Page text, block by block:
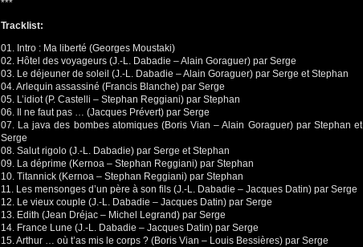
***
Tracklist:
01. Intro : Ma liberté (Georges Moustaki)
02. Hôtel des voyageurs (J.-L. Dabadie – Alain Goraguer) par Serge
03. Le déjeuner de soleil (J.-L. Dabadie – Alain Goraguer) par Serge et Stephan
04. Arlequin assassiné (Francis Blanche) par Serge
05. L’idiot (P. Castelli – Stephan Reggiani) par Stephan
06. Il ne faut pas … (Jacques Prévert) par Serge
07. La java des bombes atomiques (Boris Vian – Alain Goraguer) par Stephan et
Serge
08. Salut rigolo (J.-L. Dabadie) par Serge et Stephan
09. La déprime (Kernoa – Stephan Reggiani) par Stephan
10. Titannick (Kernoa – Stephan Reggiani) par Stephan
11. Les mensonges d’un père à son fils (J.-L. Dabadie – Jacques Datin) par Serge
12. Le vieux couple (J.-L. Dabadie – Jacques Datin) par Serge
13. Edith (Jean Dréjac – Michel Legrand) par Serge
14. France Lune (J.-L. Dabadie – Jacques Datin) par Serge
15. Arthur … où t’as mis le corps ? (Boris Vian – Louis Bessières) par Serge